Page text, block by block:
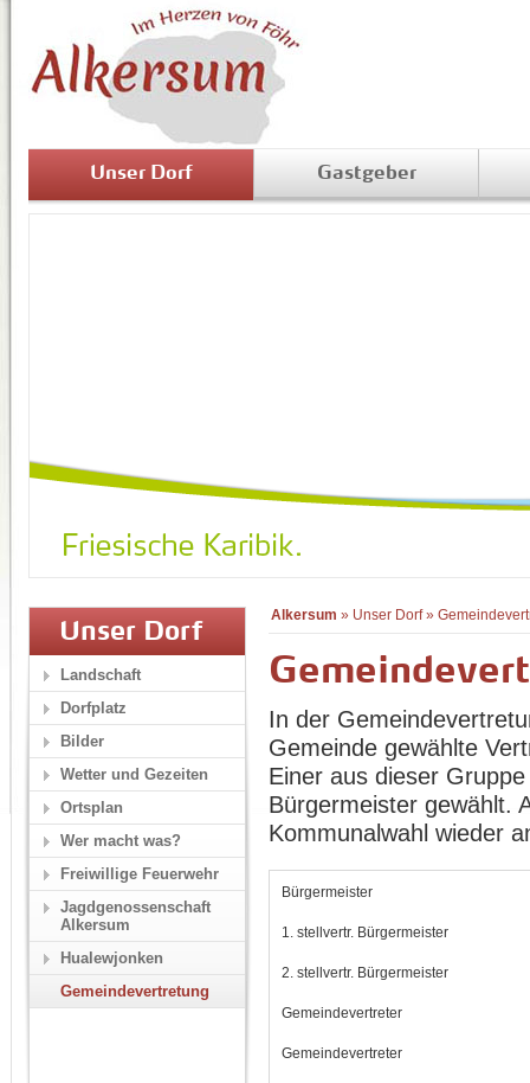
Unser Dorf Gastgeber
Alkersum » Unser Dorf»
In der
Gemeinde gewählte
Einer aus dieser
Bürgermeister gewählt.
Kommunalwahl wieder
Bürgermeister
1. stellvertr. Bürgermeister
2. stellvertr. Bürgermeister
Gemeindevertreter
Gemeindevertreter
Unser Dorf
Landschaft
Dorfplatz
Bilder
Wetter und Gezeiten
Ortsplan
Wer macht was?
Freiwillige Feuerwehr
Jagdgenossenschaft
Alkersum
Hualewjonken
Gemeindevertretung